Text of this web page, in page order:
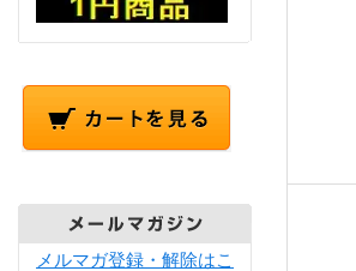
メルマガ登録・解除はこ